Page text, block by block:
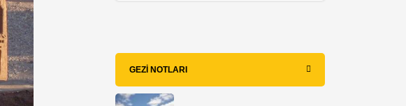
GEZI NOTLARI